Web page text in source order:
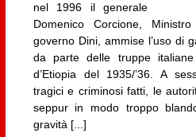
nel 1996 il generale
Domenico Corcione,
governo Dini, ammise l’uso di
da parte delle truppe
d’Etiopia del 1935/’36. A
tragici e criminosi fatti, le
seppur in modo troppo
gravità [...]